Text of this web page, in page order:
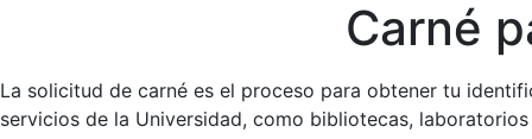
Carné
La solicitud de carné es el proceso para obtener tu
servicios de la Universidad, como bibliotecas,